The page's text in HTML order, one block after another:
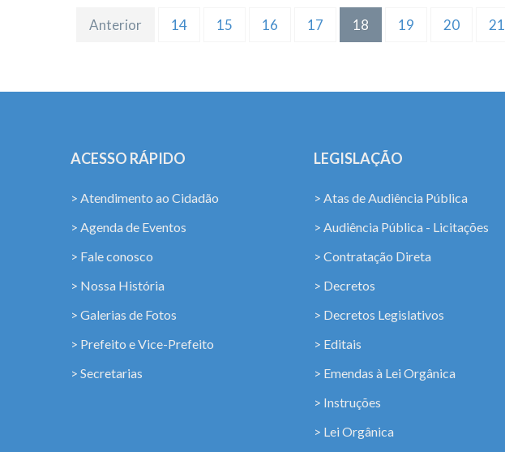
Anterior 14 15 16 17 18 19 20 21
ACESSO RÁPIDO
> Atendimento ao Cidadão
> Agenda de Eventos
> Fale conosco
> Nossa História
> Galerias de Fotos
> Prefeito e Vice-Prefeito
> Secretarias
LEGISLAÇÃO
> Atas de Audiência Pública
> Audiência Pública - Licitações
> Contratação Direta
> Decretos
> Decretos Legislativos
> Editais
> Emendas à Lei Orgânica
> Instruções
> Lei Orgânica